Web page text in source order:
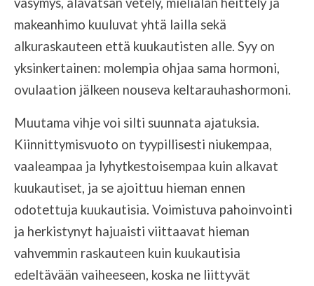
makeanhimo kuuluvat yhtä lailla sekä
alkuraskauteen että kuukautisten alle. Syy on
yksinkertainen: molempia ohjaa sama hormoni,
ovulaation jälkeen nouseva keltarauhashormoni.
Muutama vihje voi silti suunnata ajatuksia.
Kiinnittymisvuoto on tyypillisesti niukempaa,
vaaleampaa ja lyhytkestoisempaa kuin alkavat
kuukautiset, ja se ajoittuu hieman ennen
odotettuja kuukautisia. Voimistuva pahoinvointi
ja herkistynyt hajuaisti viittaavat hieman
vahvemmin raskauteen kuin kuukautisia
edeltävään vaiheeseen, koska ne liittyvät